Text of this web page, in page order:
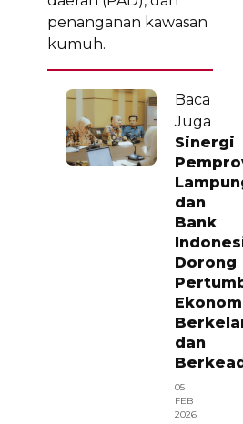
penanganan kawasan
kumuh.
Baca
Juga
Sinergi
dan
Bank
Dorong
dan
05
FEB
2026